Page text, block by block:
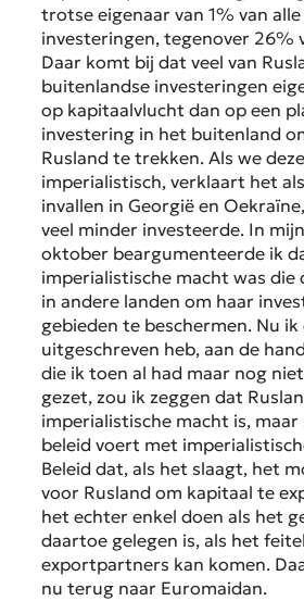
trotse eigenaar van 1% van
investeringen, tegenover 26%
Daar komt bij dat veel van
buitenlandse investeringen
op kapitaalvlucht dan op een
investering in het buitenland
Rusland te trekken. Als we
imperialistisch, verklaart het
invallen in Georgië en
veel minder investeerde. In
oktober beargumenteerde ik
imperialistische macht was die
in andere landen om haar
gebieden te beschermen. Nu ik
uitgeschreven heb, aan de
die ik toen al had maar nog
gezet, zou ik zeggen dat
imperialistische macht is, maar
beleid voert met
Beleid dat, als het slaagt, het
voor Rusland om kapitaal te
het echter enkel doen als het
daartoe gelegen is, als het
exportpartners kan komen.
nu terug naar Euromaidan.